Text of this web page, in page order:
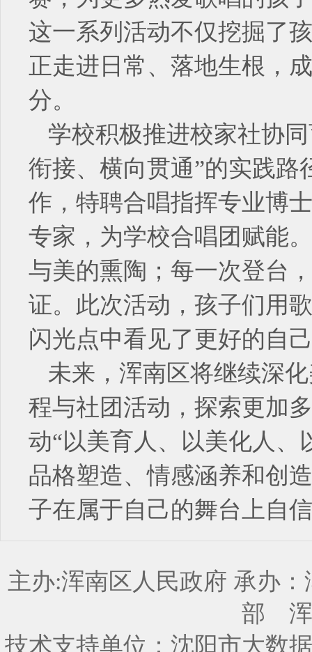
这一系列活动不仅挖掘了
正走进日常、落地生根，
分。
学校积极推进校家社协
衔接、横向贯通”的实践
作，特聘合唱指挥专业博
专家，为学校合唱团赋能
与美的熏陶；每一次登台
证。此次活动，孩子们用
闪光点中看见了更好的自
未来，浑南区将继续深
程与社团活动，探索更加
动“以美育人、以美化人、
品格塑造、情感涵养和创
子在属于自己的舞台上自
主办:浑南区人民政府 承办
部
技术支持单位：沈阳市大数